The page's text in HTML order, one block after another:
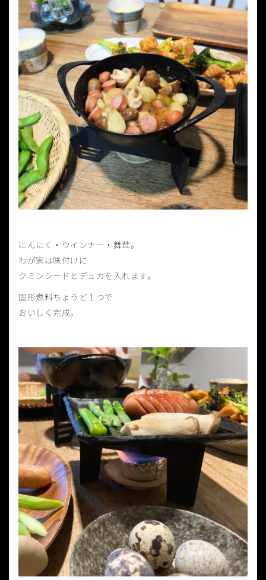
にんにく・ウインナー・舞茸。
わが家は味付けに
クミンシードとデュカを入れます。
固形燃料ちょうど１つで
おいしく完成。